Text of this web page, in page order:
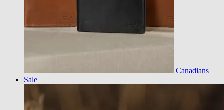
Canadians
Sale